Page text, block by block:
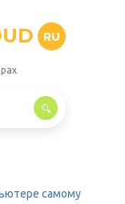
RU
самому